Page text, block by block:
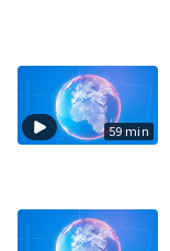
59 min